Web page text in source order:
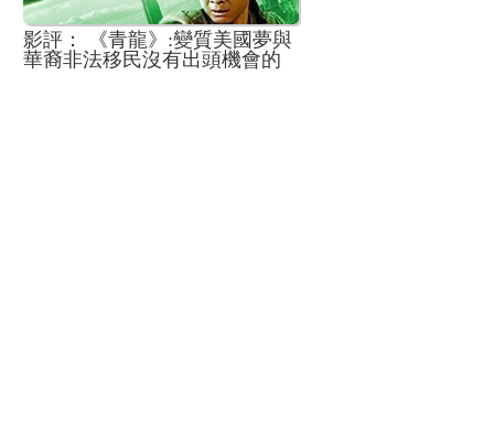
影評： 《青龍》:變質美國夢與
華裔非法移民沒有出頭機會的